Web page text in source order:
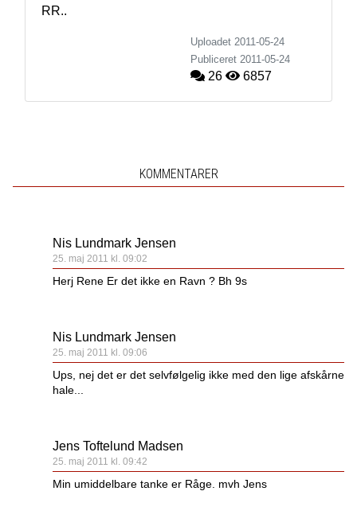
RR..
Uploadet 2011-05-24
Publiceret 2011-05-24
26 6857
KOMMENTARER
Nis Lundmark Jensen
25. maj 2011 kl. 09:02
Herj Rene Er det ikke en Ravn ? Bh 9s
Nis Lundmark Jensen
25. maj 2011 kl. 09:06
Ups, nej det er det selvfølgelig ikke med den lige afskårne
hale...
Jens Toftelund Madsen
25. maj 2011 kl. 09:42
Min umiddelbare tanke er Råge. mvh Jens